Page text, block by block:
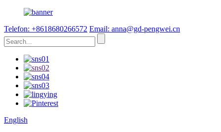
Telefon: +8618680266572 Email: anna@gd-pengwei.cn
English